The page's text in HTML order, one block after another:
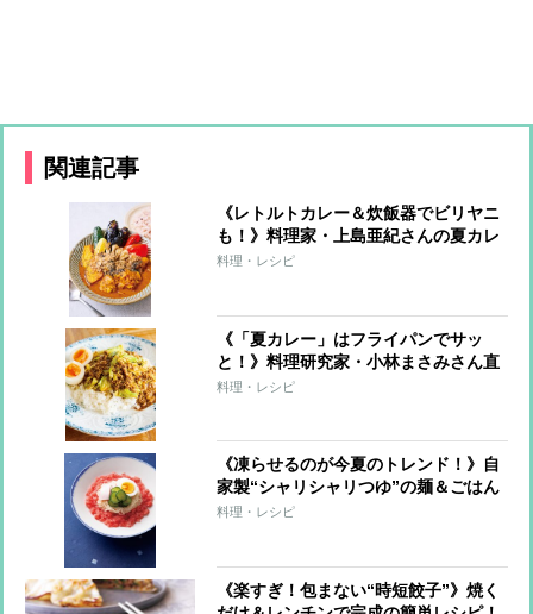
関連記事
《レトルトカレー＆炊飯器でビリヤニ
も！》料理家・上島亜紀さんの夏カレ
ーレシピ
料理・レシピ
《「夏カレー」はフライパンでサッ
と！》料理研究家・小林まさみさん直
伝レシピ
料理・レシピ
《凍らせるのが今夏のトレンド！》自
家製“シャリシャリつゆ”の麺＆ごはん
7レシピ
料理・レシピ
《楽すぎ！包まない“時短餃子”》焼く